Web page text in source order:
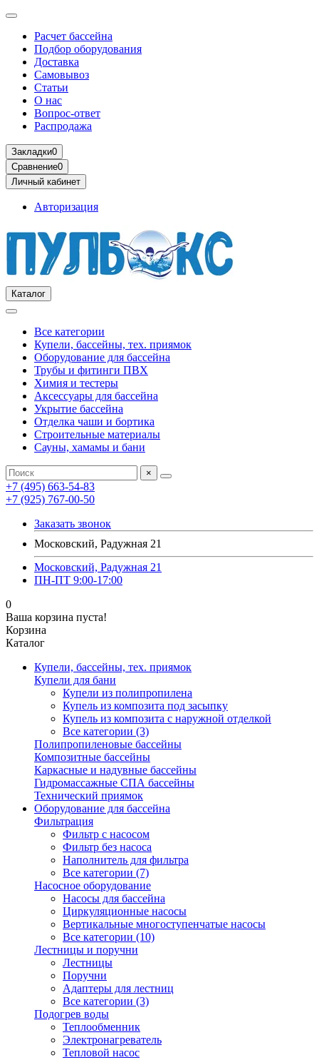
Расчет бассейна
Подбор оборудования
Доставка
Самовывоз
Статьи
О нас
Вопрос-ответ
Распродажа
Закладки0
Сравнение0
Личный кабинет
Авторизация
Каталог
Все категории
Купели, бассейны, тех. приямок
Оборудование для бассейна
Трубы и фитинги ПВХ
Химия и тестеры
Аксессуары для бассейна
Укрытие бассейна
Отделка чаши и бортика
Строительные материалы
Сауны, хамамы и бани
×
+7 (495) 663-54-83
+7 (925) 767-00-50
Заказать звонок
Московский, Радужная 21
Московский, Радужная 21
ПН-ПТ 9:00-17:00
0
Ваша корзина пуста!
Корзина
Каталог
Купели, бассейны, тех. приямок
Купели для бани
Купели из полипропилена
Купель из композита под засыпку
Купель из композита с наружной отделкой
Все категории (3)
Полипропиленовые бассейны
Композитные бассейны
Каркасные и надувные бассейны
Гидромассажные СПА бассейны
Технический приямок
Оборудование для бассейна
Фильтрация
Фильтр с насосом
Фильтр без насоса
Наполнитель для фильтра
Все категории (7)
Насосное оборудование
Насосы для бассейна
Циркуляционные насосы
Вертикальные многоступенчатые насосы
Все категории (10)
Лестницы и поручни
Лестницы
Поручни
Адаптеры для лестниц
Все категории (3)
Подогрев воды
Теплообменник
Электронагреватель
Тепловой насос